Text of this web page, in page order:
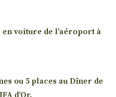
voiture de l’aéroport à
ou 5 places au Dîner de
d’Or.